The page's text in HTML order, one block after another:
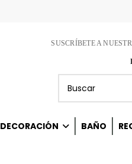
SUSCRÍBETE A
DECORACIÓN BAÑO